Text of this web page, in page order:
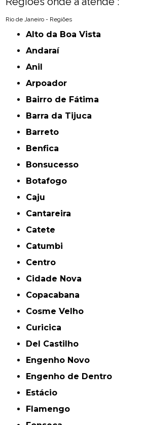
Rio de Janeiro - Regiões
Alto da Boa Vista
Andaraí
Anil
Arpoador
Bairro de Fátima
Barra da Tijuca
Barreto
Benfica
Bonsucesso
Botafogo
Caju
Cantareira
Catete
Catumbi
Centro
Cidade Nova
Copacabana
Cosme Velho
Curicica
Del Castilho
Engenho Novo
Engenho de Dentro
Estácio
Flamengo